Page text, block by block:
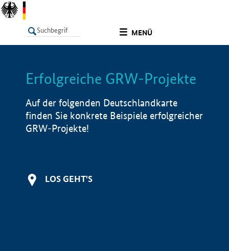
MENÜ
LISTE Info
Erfolgreiche GRW-Projekte
Auf der folgenden Deutschlandkarte
finden Sie konkrete Beispiele erfolgreicher
GRW-Projekte!
LOS GEHT'S